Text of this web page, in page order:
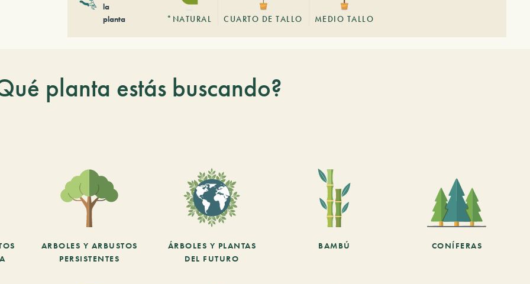
la
planta
*NATURAL CUARTO DE TALLO MEDIO TALLO
planta estás buscando?
ARBOLES Y ARBUSTOS
PERSISTENTES
ÁRBOLES Y PLANTAS
DEL FUTURO
BAMBÚ CONÍFERAS